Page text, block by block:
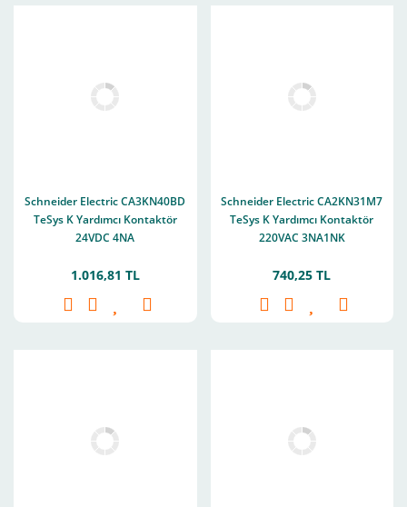
Schneider Electric CA3KN40BD
TeSys K Yardımcı Kontaktör
24VDC 4NA
1.016,81 TL
Schneider Electric CA2KN31M7
TeSys K Yardımcı Kontaktör
220VAC 3NA1NK
740,25 TL